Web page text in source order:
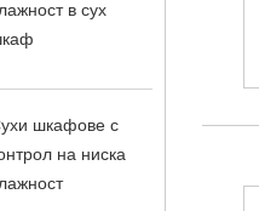
в сух
шкафове с
на ниска